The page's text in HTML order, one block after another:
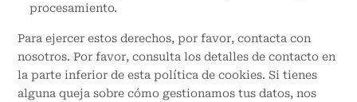
procesamiento.
Para ejercer estos derechos, por favor, contacta con
nosotros. Por favor, consulta los detalles de contacto en
la parte inferior de esta política de cookies. Si tienes
alguna queja sobre cómo gestionamos tus datos, nos